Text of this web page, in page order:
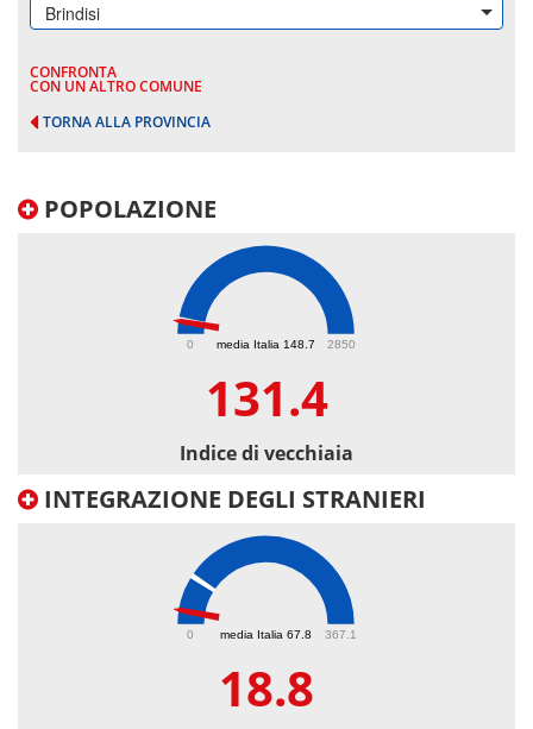
Brindisi
CONFRONTA
CON UN ALTRO COMUNE
TORNA ALLA PROVINCIA
POPOLAZIONE
media Italia 148.7
0 2850
131.4
Indice di vecchiaia
INTEGRAZIONE DEGLI STRANIERI
media Italia 67.8
0 367.1
18.8